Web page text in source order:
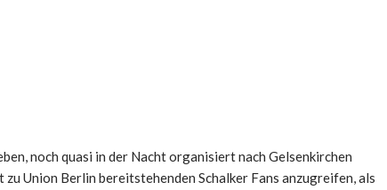
noch quasi in der Nacht organisiert nach Gelsenkirchen
Union Berlin bereitstehenden Schalker Fans anzugreifen, als